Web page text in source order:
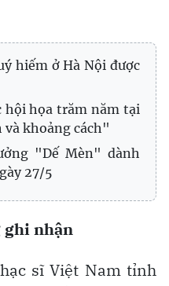
hiếm ở Hà Nội được
hội họa trăm năm tại
khoảng cách"
"Dế Mèn" dành
27/5
ghi nhận
sĩ Việt Nam tỉnh